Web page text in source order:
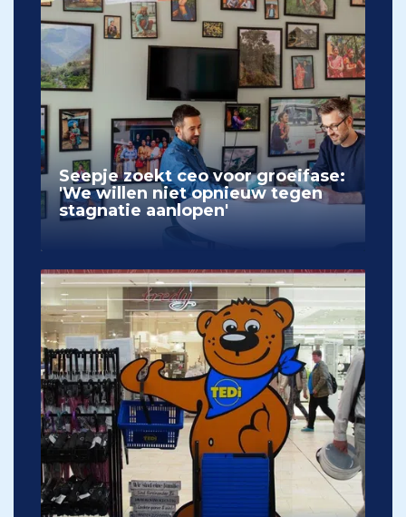
Seepje zoekt ceo voor groeifase:
'We willen niet opnieuw tegen
stagnatie aanlopen'